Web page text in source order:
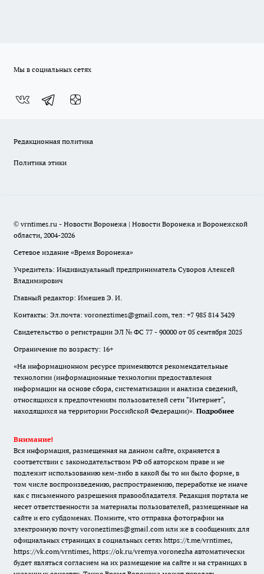
Мы в социальных сетях
Редакционная политика
Политика этики
© vrntimes.ru - Новости Воронежа | Новости Воронежа и Воронежской
области, 2004-2026
Сетевое издание «Время Воронежа»
Учредитель: Индивидуальный предприниматель Суворов Алексей
Владимирович
Главный редактор: Имешев Э. И.
Контакты: Эл.почта: voroneztimes@gmail.com, тел: +7 985 814 3429
Свидетельство о регистрации ЭЛ № ФС 77 - 90000 от 05 сентября 2025
Ограничение по возрасту: 16+
«На информационном ресурсе применяются рекомендательные
технологии (информационные технологии предоставления
информации на основе сбора, систематизации и анализа сведений,
относящихся к предпочтениям пользователей сети "Интернет",
находящихся на территории Российской Федерации)». Подробнее
Внимание!
Вся информация, размещенная на данном сайте, охраняется в
соответствии с законодательством РФ об авторском праве и не
подлежит использованию кем-либо в какой бы то ни было форме, в
том числе воспроизведению, распространению, переработке не иначе
как с письменного разрешения правообладателя. Редакция портала не
несет ответственности за материалы пользователей, размещенные на
сайте и его субдоменах. Помните, что отправка фотографии на
электронную почту voroneztimes@gmail.com или же в сообщениях для
официальных страницах в социальных сетях https://t.me/vrntimes,
https://vk.com/vrntimes, https://ok.ru/vremya.voronezha автоматически
будет являться согласием на их размещение на сайте и на страницах в